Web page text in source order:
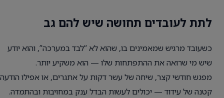
לתת לעובדים תחושה שיש להם גב
כשעובד מרגיש שמאמינים בו, שהוא לא “לבד במערכה”, והוא יודע
שיש מי שרואה את ההתפתחות שלו — הוא משקיע יותר.
מפגש חודשי קצר, שיחה של עשר דקות על אתגרים, או אפילו הודעה
קטנה של עידוד — יכולים לעשות הבדל ענק במחויבות ובהתמדה.